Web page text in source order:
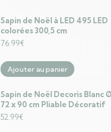
Sapin de Noël à LED 495 LED
colorées 300,5 cm
76.99€
Ajouter au panier
Sapin de Noël Decoris Blanc Ø
72 x 90 cm Pliable Décoratif
52.99€